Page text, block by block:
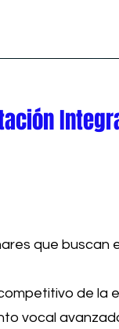
que buscan
de la
vocal